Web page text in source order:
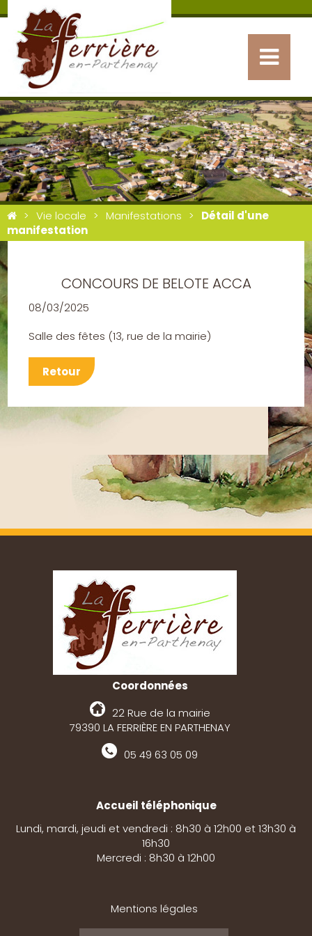
Vie locale Manifestations
Détail d'une
manifestation
CONCOURS DE BELOTE ACCA
08/03/2025
Salle des fêtes (13, rue de la mairie)
Retour
Coordonnées
22 Rue de la mairie
79390 LA FERRIÈRE EN PARTHENAY
05 49 63 05 09
Accueil téléphonique
Lundi, mardi, jeudi et vendredi : 8h30 à 12h00 et 13h30 à
16h30
Mercredi : 8h30 à 12h00
Mentions légales